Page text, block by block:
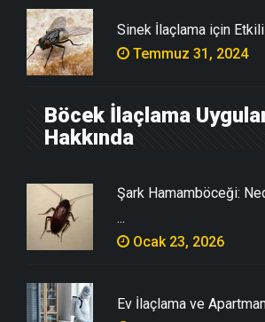
Sinek İlaçlama için
Temmuz 31, 2024
Böcek İlaçlama
Hakkında
Şark Hamamböceği:
...
Ocak 23, 2026
Ev İlaçlama ve